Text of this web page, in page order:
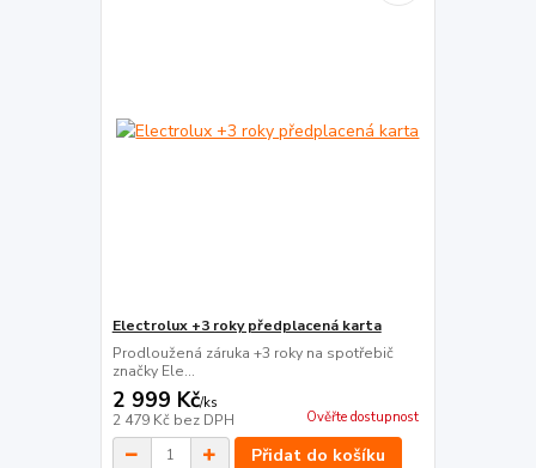
Electrolux +3 roky předplacená karta
Prodloužená záruka +3 roky na spotřebič
značky Ele...
2 999 Kč/ks
2 479 Kč bez DPH Ověřte dostupnost
Přidat do košíku